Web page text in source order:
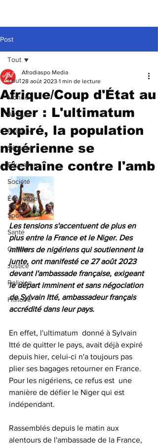
Post
Tout
Monde
Afrique
Politique
Sécurité
Education
Société
Économie
Sports
Santé
Culture
Justice
Religion
Histoire
Tout
Afrique/Coup d'État au
Niger : L'ultimatum
expiré, la population
nigérienne se
déchaîne contre l'amb
Afrodiaspo Media
28 août 2023 1 min de lecture
Les tensions s'accentuent de plus en
plus entre la France et le Niger. Des
milliers de nigériens qui soutiennent la
junte, ont manifesté ce 27 août 2023
devant l'ambassade française, exigeant
le départ imminent et sans négociation
de Sylvain Itté, ambassadeur français
accrédité dans leur pays.
En effet, l'ultimatum  donné à Sylvain
Itté de quitter le pays, avait déjà expiré
depuis hier, celui-ci n'a toujours pas
plier ses bagages retourner en France.
Pour les nigériens, ce refus est  une
manière de défier le Niger qui est
indépendant.
Rassemblés depuis le matin aux
alentours de l'ambassade de la France,